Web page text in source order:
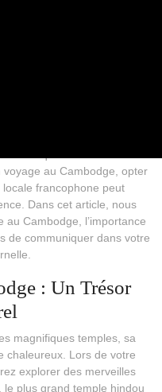
voyage au Cambodge, opter
locale francophone peut
Dans cet article, nous
au Cambodge, l’importance
de communiquer dans votre
: Un Trésor
magnifiques temples, sa
chaleureux. Lors de votre
explorer des merveilles
le plus grand temple hindou